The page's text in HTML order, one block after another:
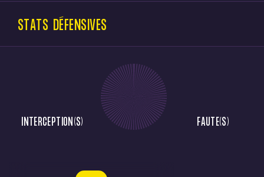
STATS DÉFENSIVES
INTERCEPTION(S) FAUTE(S)